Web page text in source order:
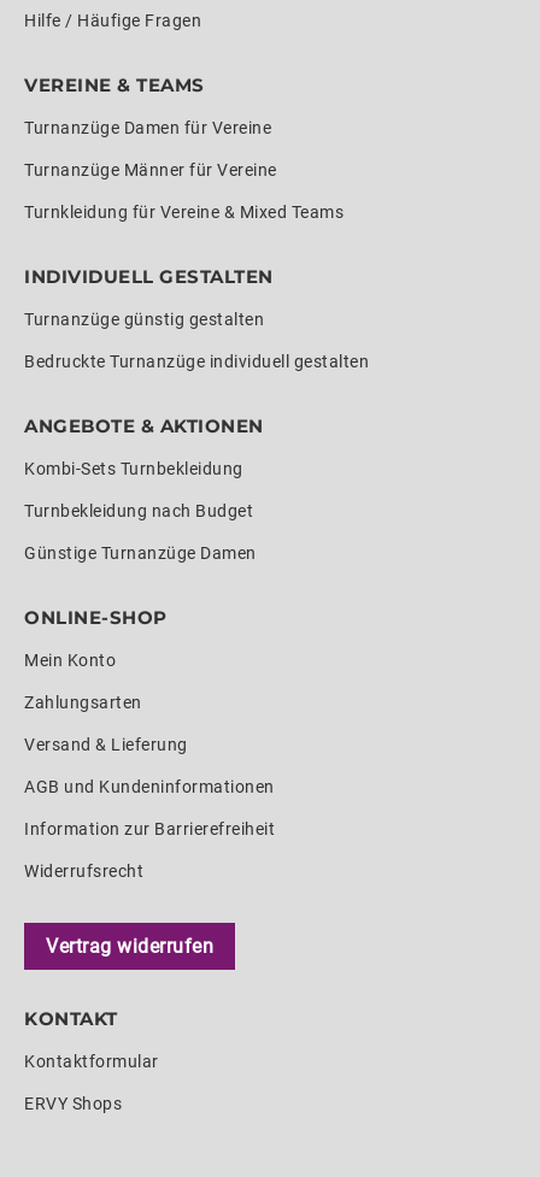
Hilfe / Häufige Fragen
VEREINE & TEAMS
Turnanzüge Damen für Vereine
Turnanzüge Männer für Vereine
Turnkleidung für Vereine & Mixed Teams
INDIVIDUELL GESTALTEN
Turnanzüge günstig gestalten
Bedruckte Turnanzüge individuell gestalten
ANGEBOTE & AKTIONEN
Kombi-Sets Turnbekleidung
Turnbekleidung nach Budget
Günstige Turnanzüge Damen
ONLINE-SHOP
Mein Konto
Zahlungsarten
Versand & Lieferung
AGB und Kundeninformationen
Information zur Barrierefreiheit
Widerrufsrecht
Vertrag widerrufen
KONTAKT
Kontaktformular
ERVY Shops